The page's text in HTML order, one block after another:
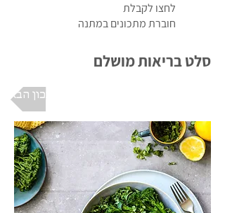
לחצו לקבלת
חוברת מתכונים במתנה
סלט בריאות מושלם
למתכון הבא